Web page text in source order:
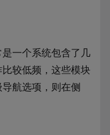
一个系统包含了几
较低频，这些模块
航选项，则在侧